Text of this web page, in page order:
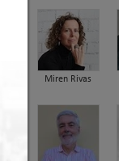
Miren Rivas